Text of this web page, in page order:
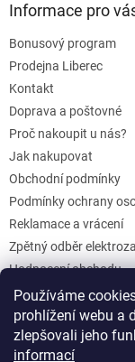
Používáme
prohlížení webu a
zlepšovali jeho
informací
Informace pro
Bonusový program
Prodejna Liberec
Kontakt
Doprava a poštovné
Proč nakoupit u nás?
Jak nakupovat
Obchodní podmínky
Podmínky ochrany
Reklamace a vrácení
Zpětný odběr
Hodnocení obchodu
Dárkové poukazy
Blog